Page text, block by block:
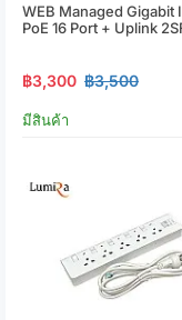
WEB Managed Gigabit
PoE 16 Port + Uplink
฿3,300 ฿3,500
มีสินค้า